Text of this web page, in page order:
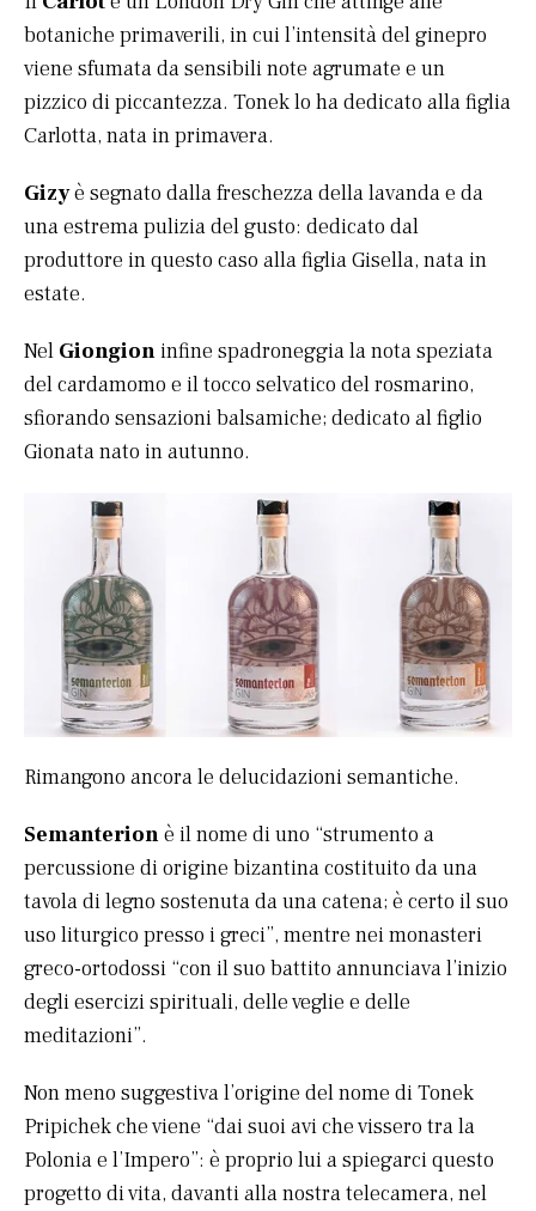
botaniche primaverili, in cui l’intensità del ginepro
viene sfumata da sensibili note agrumate e un
pizzico di piccantezza. Tonek lo ha dedicato alla figlia
Carlotta, nata in primavera.
Gizyè segnato dalla freschezza della lavanda e da
una estrema pulizia del gusto: dedicato dal
produttore in questo caso alla figlia Gisella, nata in
estate.
Nel Giongion infine spadroneggia la nota speziata
del cardamomo e il tocco selvatico del rosmarino,
sfiorando sensazioni balsamiche; dedicato al figlio
Gionata nato in autunno.
Rimangono ancora le delucidazioni semantiche.
Semanterion è il nome di uno “strumento a
percussione di origine bizantina costituito da una
tavola di legno sostenuta da una catena; è certo il suo
uso liturgico presso i greci”, mentre nei monasteri
greco-ortodossi “con il suo battito annunciava l’inizio
degli esercizi spirituali, delle veglie e delle
meditazioni”.
Non meno suggestiva l’origine del nome di Tonek
Pripichek che viene “dai suoi avi che vissero tra la
Polonia e l’Impero”: è proprio lui a spiegarci questo
progetto di vita, davanti alla nostra telecamera, nel